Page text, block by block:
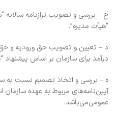
ج – بررسی و تصویب ترازنامه سالانه
“‌هیأت مدیره”.
د – تعیین و تصویب حق ورودیه و حق
درآمد برای سازمان بر اساس پیشنهاد
ه – بررسی و اتخاذ تصمیم نسبت به
آیین‌نامه‌های مربوط به عهده
عمومی‌می‌باشد.